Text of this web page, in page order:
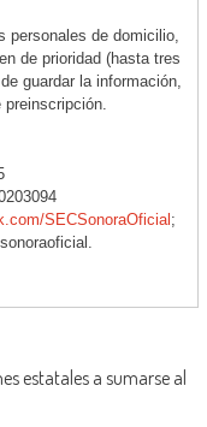
personales de domicilio,
de prioridad (hasta tres
guardar la información,
SECSonoraOficial;
estatales a sumarse al